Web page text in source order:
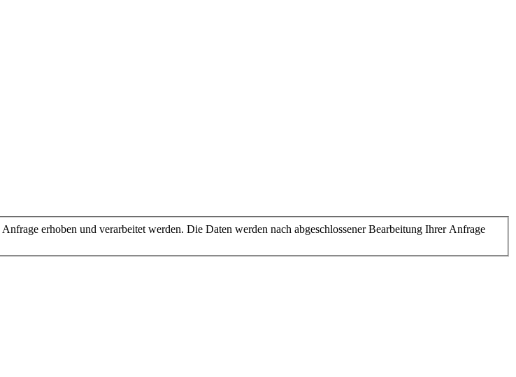
erhoben und verarbeitet werden. Die Daten werden nach abgeschlossener Bearbeitung Ihrer Anfrage